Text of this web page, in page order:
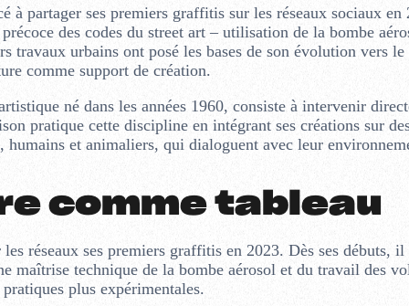
à partager ses premiers graffitis sur les réseaux sociaux
des codes du street art – utilisation de la bombe
travaux urbains ont posé les bases de son évolution vers
comme support de création.
né dans les années 1960, consiste à intervenir
pratique cette discipline en intégrant ses créations sur
humains et animaliers, qui dialoguent avec leur
comme tableau
réseaux ses premiers graffitis en 2023. Dès ses débuts,
maîtrise technique de la bombe aérosol et du travail des
plus expérimentales.